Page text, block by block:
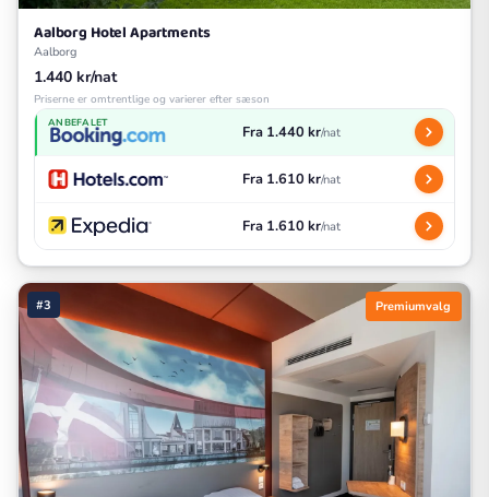
Aalborg Hotel Apartments
Aalborg
1.440 kr/nat
Priserne er omtrentlige og varierer efter sæson
ANBEFALET Fra 1.440 kr/nat
Fra 1.610 kr/nat
Fra 1.610 kr/nat
#3 Premiumvalg